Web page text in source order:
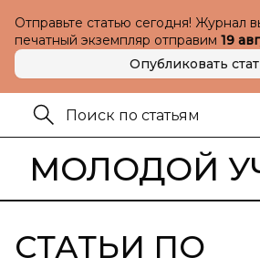
Отправьте статью сегодня! Журнал
печатный экземпляр отправим 19
Опубликовать
МОЛОДОЙ
СТАТЬИ ПО